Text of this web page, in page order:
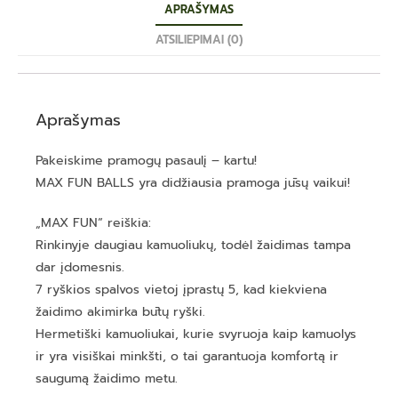
APRAŠYMAS
ATSILIEPIMAI (0)
Aprašymas
Pakeiskime pramogų pasaulį – kartu!
MAX FUN BALLS yra didžiausia pramoga jūsų vaikui!
„MAX FUN“ reiškia:
Rinkinyje daugiau kamuoliukų, todėl žaidimas tampa
dar įdomesnis.
7 ryškios spalvos vietoj įprastų 5, kad kiekviena
žaidimo akimirka būtų ryški.
Hermetiški kamuoliukai, kurie svyruoja kaip kamuolys
ir yra visiškai minkšti, o tai garantuoja komfortą ir
saugumą žaidimo metu.